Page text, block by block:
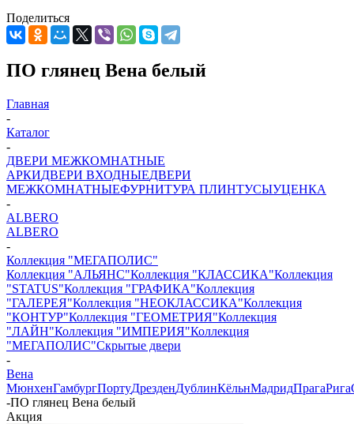
Поделиться
ПО глянец Вена белый
Главная
-
Каталог
-
ДВЕРИ МЕЖКОМНАТНЫЕ
АРКИДВЕРИ ВХОДНЫЕДВЕРИ
МЕЖКОМНАТНЫЕФУРНИТУРА ПЛИНТУСЫУЦЕНКА
-
ALBERO
ALBERO
-
Коллекция "МЕГАПОЛИС"
Коллекция "АЛЬЯНС"Коллекция "КЛАССИКА"Коллекция
"STATUS"Коллекция "ГРАФИКА"Коллекция
"ГАЛЕРЕЯ"Коллекция "НЕОКЛАССИКА"Коллекция
"КОНТУР"Коллекция "ГЕОМЕТРИЯ"Коллекция
"ЛАЙН"Коллекция "ИМПЕРИЯ"Коллекция
"МЕГАПОЛИС"Скрытые двери
-
Вена
МюнхенГамбургПортуДрезденДублинКёльнМадридПрагаРига
-ПО глянец Вена белый
Акция